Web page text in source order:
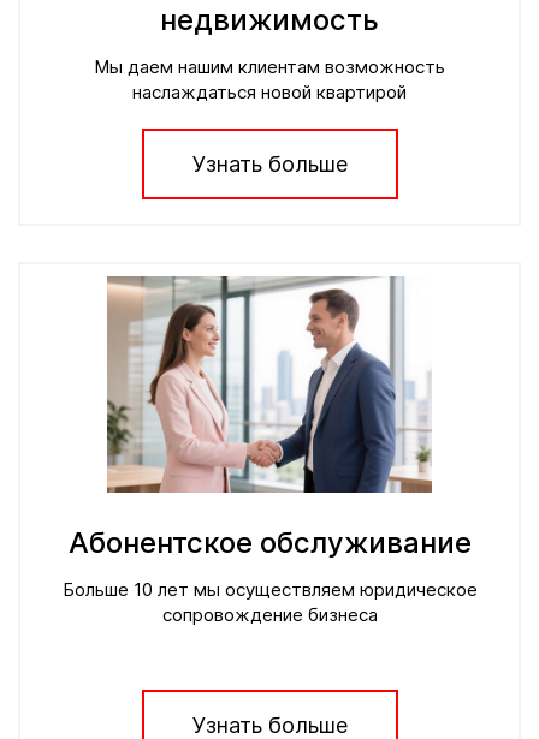
недвижимость
Мы даем нашим клиентам возможность
наслаждаться новой квартирой
Узнать больше
Абонентское обслуживание
Больше 10 лет мы осуществляем юридическое
сопровождение бизнеса
Узнать больше